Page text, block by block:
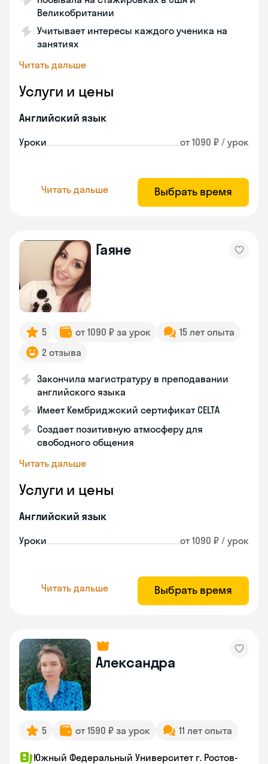
Великобритании
Учитывает интересы каждого ученика на
занятиях
Читать дальше
Услуги и цены
Английский язык
Уроки от 1090 ₽ / урок
Читать дальше Выбрать время
Гаяне
5 от 1090 ₽ за урок
15 лет опыта
2 отзыва
Закончила магистратуру в преподавании
английского языка
Имеет Кембриджский сертификат CELTA
Создает позитивную атмосферу для
свободного общения
Читать дальше
Услуги и цены
Английский язык
Уроки от 1090 ₽ / урок
Читать дальше Выбрать время
Александра
5 от 1590 ₽ за урок 11 лет опыта
Южный Федеральный Университет г. Ростов-